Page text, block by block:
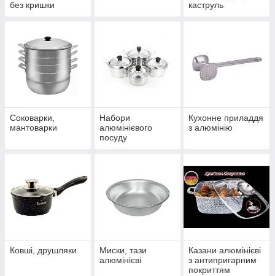
без кришки
каструль
Соковарки,
мантоварки
Набори
алюмінієвого
посуду
Кухонне приладдя
з алюмінію
Ковшi, друшляки
Миски, тази
алюмінієві
Казани алюмінієві
з антипригарним
покриттям